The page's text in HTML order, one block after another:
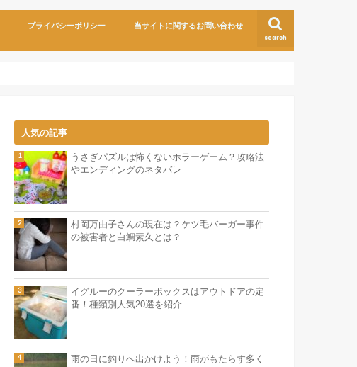
search
プライバシーポリシー 当サイトに関するお問い合わせ
人気の記事
うさぎパズルは怖くないホラーゲーム？攻略法
やエンディングのネタバレ
村岡万由子さんの現在は？ケツ毛バーガー事件
の被害者と白鯛素久とは？
イグルーのクーラーボックスはアウトドアの定
番！種類別人気20選を紹介
雨の日に釣りへ出かけよう！雨がもたらす多く